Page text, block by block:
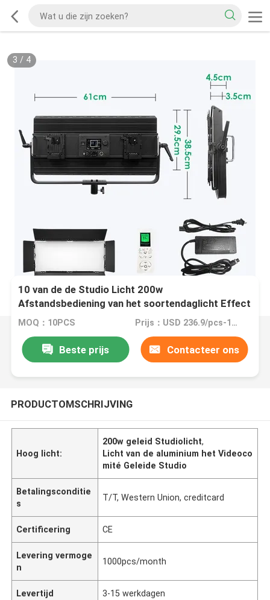
3 / 4
10 van de de Studio Licht 200w
Afstandsbediening van het soortendaglicht Effect
Geleid van de Stroboscooplichten het Aluminium
MOQ：10PCS Prijs：USD 236.9/pcs-183/pcs (10-300pcs)
Beste prijs Contacteer ons
PRODUCTOMSCHRIJVING
Hoog licht:
200w geleid Studiolicht,
Licht van de aluminium het Videoco
mité Geleide Studio
Betalingsconditie
s
T/T, Western Union, creditcard
Certificering CE
Levering vermoge
n
1000pcs/month
Levertijd 3-15 werkdagen